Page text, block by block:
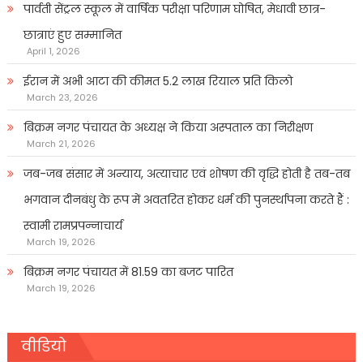
पार्वती सेंट्रल स्कूल में वार्षिक परीक्षा परिणाम घोषित, मेधावी छात्र-
छात्राएं हुए सम्मानित
April 1, 2026
ईरान में अभी आटा की कीमत 5.2 लाख रियाल प्रति किलो
March 23, 2026
बिक्रम नगर पंचायत के अध्यक्ष ने किया अस्पताल का निरीक्षण
March 21, 2026
जब-जब संसार में अन्याय, अत्याचार एवं शोषण की वृद्धि होती है तब-तब
भगवान दीनबंधु के रूप में अवतरित होकर धर्म की पुनर्स्थापना करते हैं :
स्वामी रामप्रपन्नाचार्य
March 19, 2026
बिक्रम नगर पंचायत में 81.59 का बजट पारित
March 19, 2026
वीडियो